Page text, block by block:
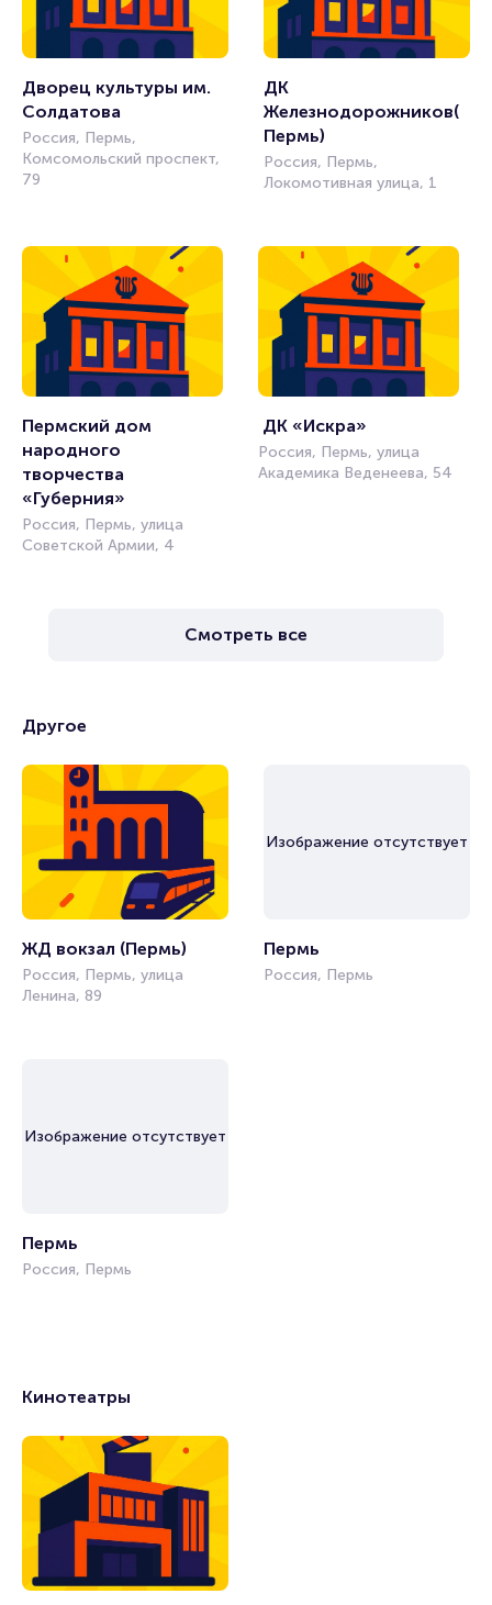
Дворец культуры им.
Солдатова
Россия, Пермь,
Комсомольский проспект,
79
ДК
Железнодорожников(
Пермь)
Россия, Пермь,
Локомотивная улица, 1
Пермский дом
народного
творчества
«Губерния»
Россия, Пермь, улица
Советской Армии, 4
ДК «Искра»
Россия, Пермь, улица
Академика Веденеева, 54
Смотреть все
Другое
ЖД вокзал (Пермь)
Россия, Пермь, улица
Ленина, 89
Изображение отсутствует
Пермь
Россия, Пермь
Изображение отсутствует
Пермь
Россия, Пермь
Кинотеатры